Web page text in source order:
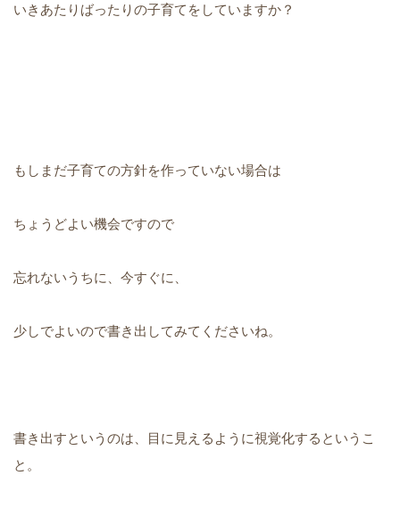
いきあたりばったりの子育てをしていますか？
もしまだ子育ての方針を作っていない場合は
ちょうどよい機会ですので
忘れないうちに、今すぐに、
少しでよいので書き出してみてくださいね。
書き出すというのは、目に見えるように視覚化するというこ
と。